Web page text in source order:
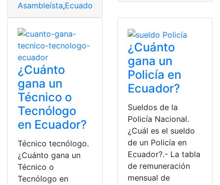
Asambleísta,Ecuador
¿Cuánto
gana un
Técnico o
Tecnólogo
en Ecuador?
Técnico tecnólogo.
¿Cuánto gana un
Técnico o
Tecnólogo en
¿Cuánto
gana un
Policía en
Ecuador?
Sueldos de la
Policía Nacional.
¿Cuál es el sueldo
de un Policía en
Ecuador?.- La tabla
de remuneración
mensual de